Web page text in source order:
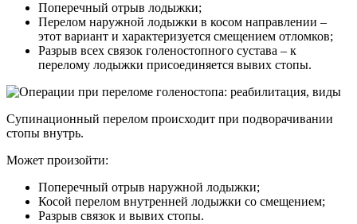
Поперечный отрыв лодыжки;
Перелом наружной лодыжки в косом направлении –
этот вариант и характеризуется смещением отломков;
Разрыв всех связок голеностопного сустава – к
перелому лодыжки присоединяется вывих стопы.
Супинационный перелом происходит при подворачивании
стопы внутрь.
Может произойти:
Поперечный отрыв наружной лодыжки;
Косой перелом внутренней лодыжки со смещением;
Разрыв связок и вывих стопы.